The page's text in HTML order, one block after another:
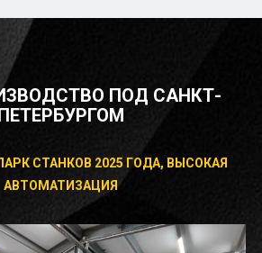
ПОД САНКТ-
СТАНКОВ 2025 ГОДА, ВЫСОКАЯ
АВТОМАТИЗАЦИЯ